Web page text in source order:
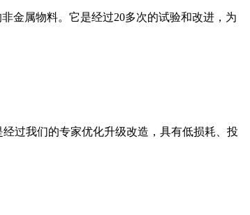
金属物料。它是经过20多次的试验和改进，为
过我们的专家优化升级改造，具有低损耗、投